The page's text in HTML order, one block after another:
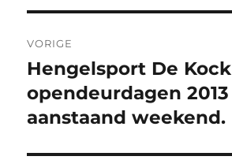
navigatie
VORIGE
Vorig
bericht:
Hengelsport De Kock
opendeurdagen 2013
aanstaand weekend.